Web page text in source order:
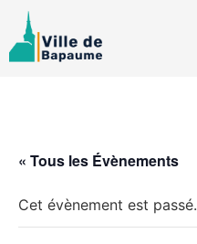
« Tous les Évènements
Cet évènement est passé.